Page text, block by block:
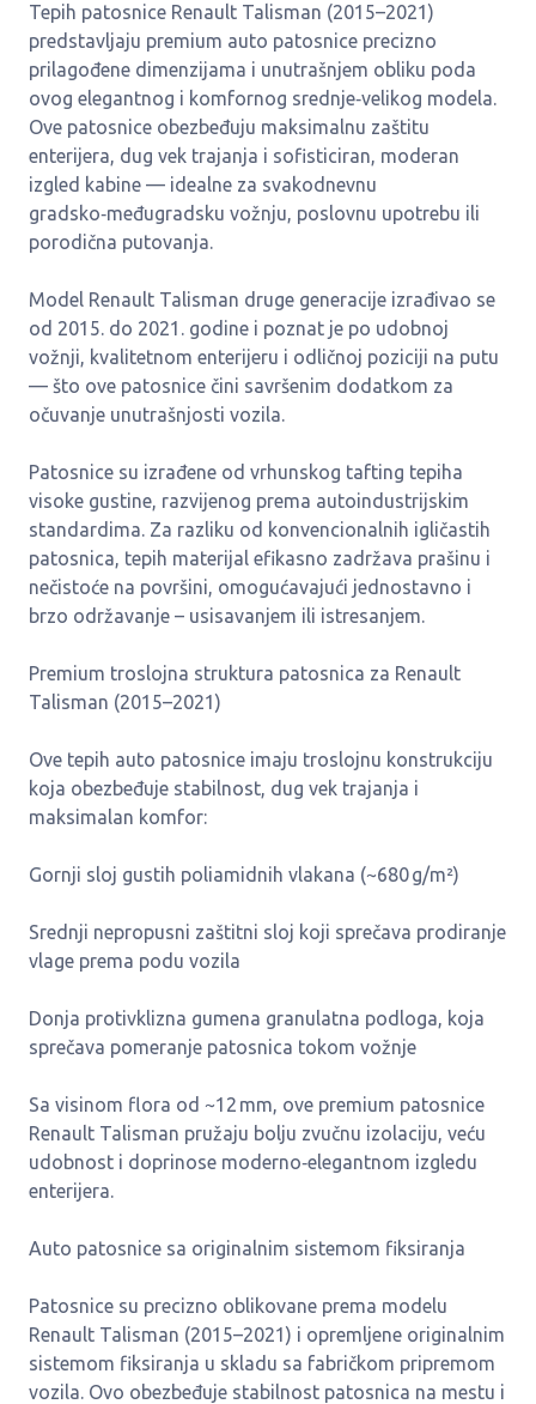
Tepih patosnice Renault Talisman (2015–2021)
predstavljaju premium auto patosnice precizno
prilagođene dimenzijama i unutrašnjem obliku poda
ovog elegantnog i komfornog srednje‑velikog modela.
Ove patosnice obezbeđuju maksimalnu zaštitu
enterijera, dug vek trajanja i sofisticiran, moderan
izgled kabine — idealne za svakodnevnu
gradsko‑međugradsku vožnju, poslovnu upotrebu ili
porodična putovanja.
Model Renault Talisman druge generacije izrađivao se
od 2015. do 2021. godine i poznat je po udobnoj
vožnji, kvalitetnom enterijeru i odličnoj poziciji na putu
— što ove patosnice čini savršenim dodatkom za
očuvanje unutrašnjosti vozila.
Patosnice su izrađene od vrhunskog tafting tepiha
visoke gustine, razvijenog prema autoindustrijskim
standardima. Za razliku od konvencionalnih igličastih
patosnica, tepih materijal efikasno zadržava prašinu i
nečistoće na površini, omogućavajući jednostavno i
brzo održavanje – usisavanjem ili istresanjem.
Premium troslojna struktura patosnica za Renault
Talisman (2015–2021)
Ove tepih auto patosnice imaju troslojnu konstrukciju
koja obezbeđuje stabilnost, dug vek trajanja i
maksimalan komfor:
Gornji sloj gustih poliamidnih vlakana (~680 g/m²)
Srednji nepropusni zaštitni sloj koji sprečava prodiranje
vlage prema podu vozila
Donja protivklizna gumena granulatna podloga, koja
sprečava pomeranje patosnica tokom vožnje
Sa visinom flora od ~12 mm, ove premium patosnice
Renault Talisman pružaju bolju zvučnu izolaciju, veću
udobnost i doprinose moderno‑elegantnom izgledu
enterijera.
Auto patosnice sa originalnim sistemom fiksiranja
Patosnice su precizno oblikovane prema modelu
Renault Talisman (2015–2021) i opremljene originalnim
sistemom fiksiranja u skladu sa fabričkom pripremom
vozila. Ovo obezbeđuje stabilnost patosnica na mestu i